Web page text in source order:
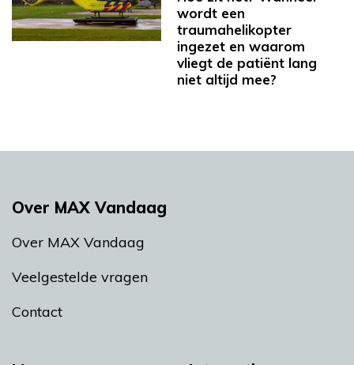
wordt een
traumahelikopter
ingezet en waarom
vliegt de patiënt lang
niet altijd mee?
Over MAX Vandaag
Over MAX Vandaag
Veelgestelde vragen
Contact